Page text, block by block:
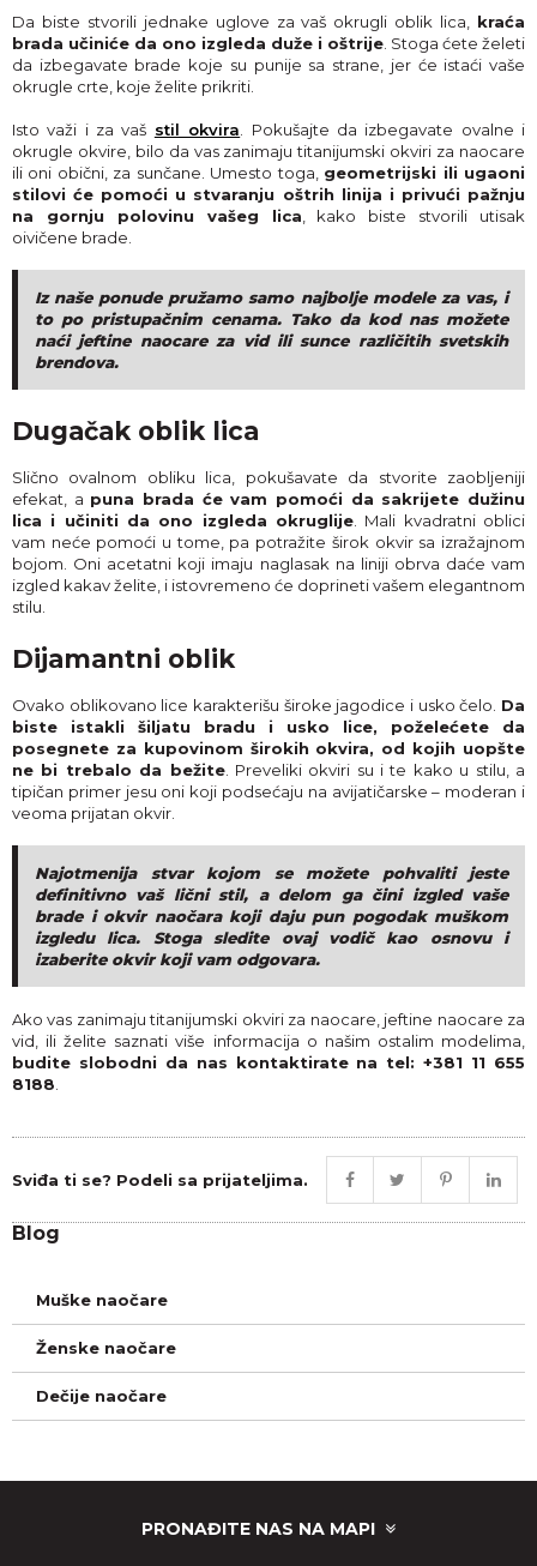
Da biste stvorili jednake uglove za vaš okrugli oblik lica, kraća
brada učiniće da ono izgleda duže i oštrije . Stoga ćete želeti
da izbegavate brade koje su punije sa strane, jer će istaći vaše
okrugle crte, koje želite prikriti.
Isto važi i za vaš stil okvira . Pokušajte da izbegavate ovalne i
okrugle okvire, bilo da vas zanimaju titanijumski okviri za naocare
ili oni obični, za sunčane. Umesto toga, geometrijski ili ugaoni
stilovi će pomoći u stvaranju oštrih linija i privući pažnju
na gornju polovinu vašeg lica , kako biste stvorili utisak
oivičene brade.
Iz naše ponude pružamo samo najbolje modele za vas, i
to po pristupačnim cenama. Tako da kod nas možete
naći jeftine naocare za vid ili sunce različitih svetskih
brendova.
Dugačak oblik lica
Slično ovalnom obliku lica, pokušavate da stvorite zaobljeniji
efekat, a puna brada će vam pomoći da sakrijete dužinu
lica i učiniti da ono izgleda okruglije . Mali kvadratni oblici
vam neće pomoći u tome, pa potražite širok okvir sa izražajnom
bojom. Oni acetatni koji imaju naglasak na liniji obrva daće vam
izgled kakav želite, i istovremeno će doprineti vašem elegantnom
stilu.
Dijamantni oblik
Ovako oblikovano lice karakterišu široke jagodice i usko čelo. Da
biste istakli šiljatu bradu i usko lice, poželećete da
posegnete za kupovinom širokih okvira, od kojih uopšte
ne bi trebalo da bežite. Preveliki okviri su i te kako u stilu, a
tipičan primer jesu oni koji podsećaju na avijatičarske – moderan i
veoma prijatan okvir.
Najotmenija stvar kojom se možete pohvaliti jeste
definitivno vaš lični stil, a delom ga čini izgled vaše
brade i okvir naočara koji daju pun pogodak muškom
izgledu lica. Stoga sledite ovaj vodič kao osnovu i
izaberite okvir koji vam odgovara.
Ako vas zanimaju titanijumski okviri za naocare, jeftine naocare za
vid, ili želite saznati više informacija o našim ostalim modelima,
budite slobodni da nas kontaktirate na tel: +381 11 655
8188
Sviđa ti se? Podeli sa prijateljima.
Blog
Muške naočare
Ženske naočare
Dečije naočare
PRONAĐITE NAS NA MAPI